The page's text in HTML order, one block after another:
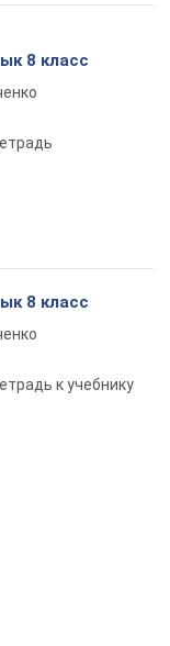
8 класс
8 класс
к учебнику